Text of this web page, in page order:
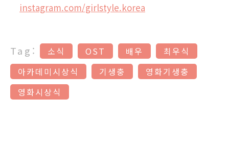
instagram.com/girlstyle.korea
Tag: 소식 OST 배우
최우식
아카데미시상식
기생충
영화기생충
영화시상식